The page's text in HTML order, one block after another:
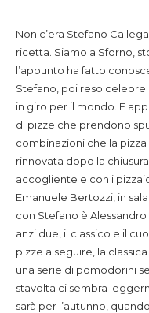
Non c’era Stefano
ricetta. Siamo a Sforno,
l’appunto ha fatto
Stefano, poi reso celebre
in giro per il mondo. E
di pizze che prendono
combinazioni che la
rinnovata dopo la
accogliente e con i
Emanuele Bertozzi, in
con Stefano è
anzi due, il classico e il
pizze a seguire, la
una serie di pomodorini
stavolta ci sembra
sarà per l’autunno,